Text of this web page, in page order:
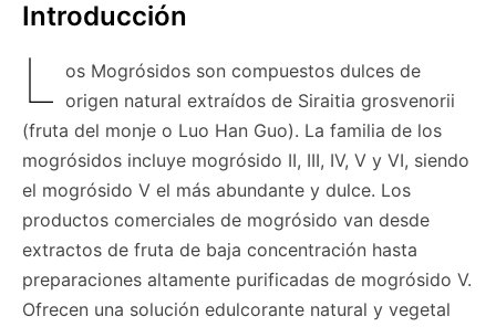
Introducción
L os Mogrósidos son compuestos dulces de
origen natural extraídos de Siraitia grosvenorii
(fruta del monje o Luo Han Guo). La familia de los
mogrósidos incluye mogrósido II, III, IV, V y VI, siendo
el mogrósido V el más abundante y dulce. Los
productos comerciales de mogrósido van desde
extractos de fruta de baja concentración hasta
preparaciones altamente purificadas de mogrósido V.
Ofrecen una solución edulcorante natural y vegetal